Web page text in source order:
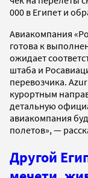
000 в Египет и
Авиакомпания
готова к
ожидает
штаба и
перевозчика.
курортным
детальную
авиакомпания
полетов», —
Другой